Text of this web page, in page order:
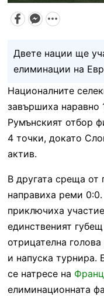
Двете нации ще
елиминации на
Националните
завършиха наравно
Румънският отбор
4 точки, докато
актив.
В другата среща от
направиха реми
приключиха
единственият
отрицателна
и напуска турнира.
се натресе на
елиминационната